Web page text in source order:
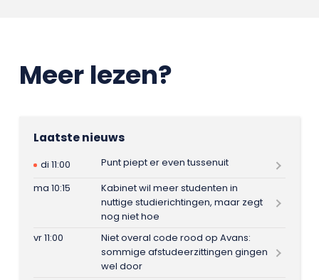
Meer lezen?
Laatste nieuws
di 11:00
Punt piept er even tussenuit
ma 10:15
Kabinet wil meer studenten in
nuttige studierichtingen, maar zegt
nog niet hoe
vr 11:00
Niet overal code rood op Avans:
sommige afstudeerzittingen gingen
wel door